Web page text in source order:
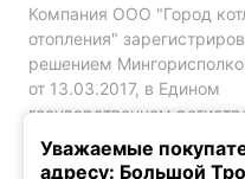
Компания ООО "Город
отопления"
решением
от 13.03.2017, в Едином
государственном
юр. лиц и индивидуальных
предпринимателей за
Уважаемые
адресу: Большой